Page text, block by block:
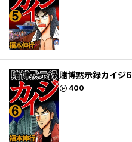
賭博黙示録カイジ6
400
ポイント